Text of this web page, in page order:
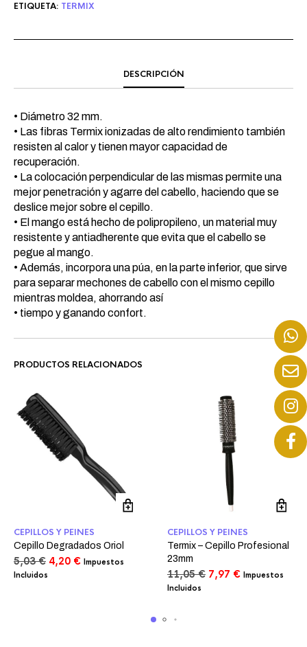
ETIQUETA: TERMIX
DESCRIPCIÓN
• Diámetro 32 mm.
• Las fibras Termix ionizadas de alto rendimiento también
resisten al calor y tienen mayor capacidad de
recuperación.
• La colocación perpendicular de las mismas permite una
mejor penetración y agarre del cabello, haciendo que se
deslice mejor sobre el cepillo.
• El mango está hecho de polipropileno, un material muy
resistente y antiadherente que evita que el cabello se
pegue al mango.
• Además, incorpora una púa, en la parte inferior, que sirve
para separar mechones de cabello con el mismo cepillo
mientras moldea, ahorrando así
• tiempo y ganando confort.
PRODUCTOS RELACIONADOS
CEPILLOS Y PEINES
Cepillo Degradados Oriol
5,03€ El
4,20 €ElImpuestos
Incluidos
CEPILLOS Y PEINES
Termix – Cepillo Profesional
23mm
11,05€ El
7,97 €ElImpuestos
Incluidos